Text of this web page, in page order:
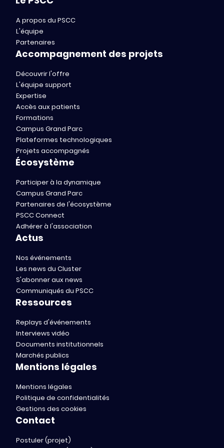
A propos du PSCC
L'équipe
Partenaires
Accompagnement des projets
Découvrir l'offre
L'équipe support
Expertise
Accès aux patients
Formations
Campus Grand Parc
Plateformes technologiques
Projets accompagnés
Écosystème
Participer à la dynamique
Campus Grand Parc
Partenaires de l'écosystème
PSCC Connect
Adhérer à l'association
Actus
Nos événements
Les news du Cluster
S'abonner aux news
Communiqués du PSCC
Ressources
Replays d'événements
Interviews vidéo
Documents institutionnels
Marchés publics
Mentions légales
Mentions légales
Politique de confidentialités
Gestions des cookies
Contact
Postuler (projet)